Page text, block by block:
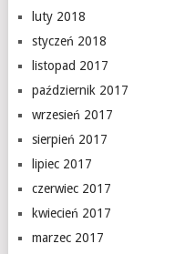
luty 2018
styczeń 2018
listopad 2017
październik 2017
wrzesień 2017
sierpień 2017
lipiec 2017
czerwiec 2017
kwiecień 2017
marzec 2017